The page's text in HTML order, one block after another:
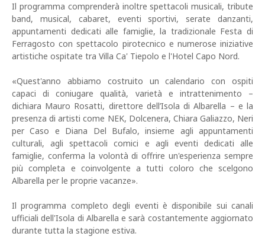
Il programma comprenderà inoltre spettacoli musicali, tribute
band, musical, cabaret, eventi sportivi, serate danzanti,
appuntamenti dedicati alle famiglie, la tradizionale Festa di
Ferragosto con spettacolo pirotecnico e numerose iniziative
artistiche ospitate tra Villa Ca' Tiepolo e l'Hotel Capo Nord.
«Quest'anno abbiamo costruito un calendario con ospiti
capaci di coniugare qualità, varietà e intrattenimento –
dichiara Mauro Rosatti, direttore dell’Isola di Albarella – e la
presenza di artisti come NEK, Dolcenera, Chiara Galiazzo, Neri
per Caso e Diana Del Bufalo, insieme agli appuntamenti
culturali, agli spettacoli comici e agli eventi dedicati alle
famiglie, conferma la volontà di offrire un'esperienza sempre
più completa e coinvolgente a tutti coloro che scelgono
Albarella per le proprie vacanze».
Il programma completo degli eventi è disponibile sui canali
ufficiali dell'Isola di Albarella e sarà costantemente aggiornato
durante tutta la stagione estiva.